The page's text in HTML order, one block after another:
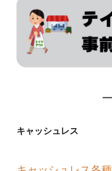
キャッシュレス